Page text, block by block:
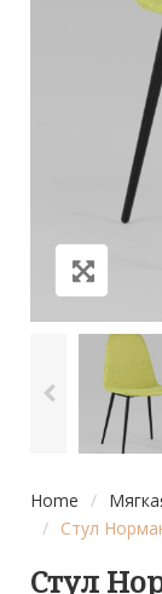
Home /
/ Стул
Стул